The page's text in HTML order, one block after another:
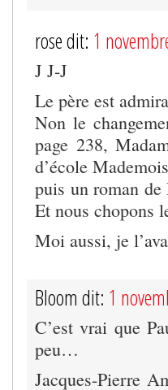
rose dit: 1
J J-J
Le père est
Non le
page 238,
d’école
puis un roman
Et nous chopons
Moi aussi, je
Bloom dit: 1
C’est vrai que
peu…
Jacques-Pierre